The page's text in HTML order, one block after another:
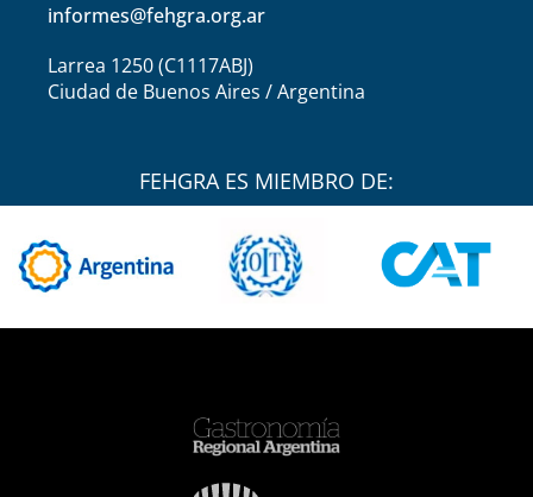
informes@fehgra.org.ar
Larrea 1250 (C1117ABJ)
Ciudad de Buenos Aires / Argentina
FEHGRA ES MIEMBRO DE: